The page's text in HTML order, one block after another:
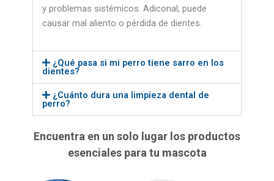
y problemas sistémicos. Adiconal, puede
causar mal aliento o pérdida de dientes.
¿Qué pasa si mi perro tiene sarro en los
dientes?
¿Cuánto dura una limpieza dental de
perro?
Encuentra en un solo lugar los productos
esenciales para tu mascota